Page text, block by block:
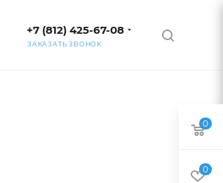
+7 (812) 425-67-08
ЗАКАЗАТЬ ЗВОНОК
0
0